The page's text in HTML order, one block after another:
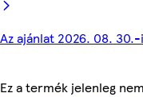
Az ajánlat 2026. 08.
Ez a termék jelenleg